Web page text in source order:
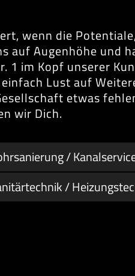
wenn die
auf Augenhöhe und
1 im Kopf unserer
Lust auf
etwas
wir Dich.
/
/